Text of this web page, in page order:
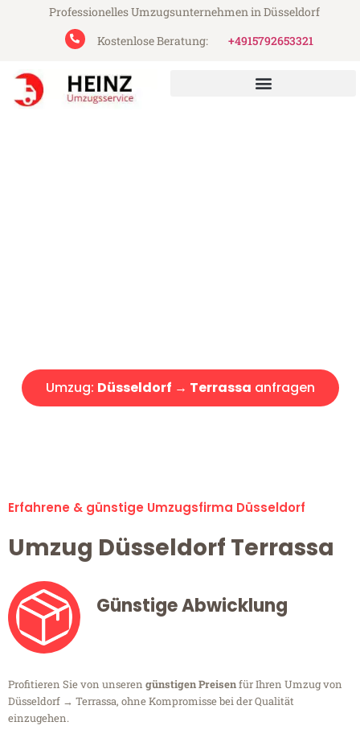
Professionelles Umzugsunternehmen in Düsseldorf
Kostenlose Beratung:
+4915792653321
Umzug: Düsseldorf → Terrassa anfragen
Erfahrene & günstige Umzugsfirma Düsseldorf
Umzug Düsseldorf Terrassa
Günstige Abwicklung
Profitieren Sie von unseren günstigen Preisenfür Ihren Umzug von
Düsseldorf → Terrassa, ohne Kompromisse bei der Qualität
einzugehen.